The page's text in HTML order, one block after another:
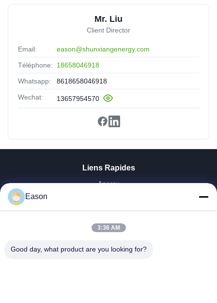
Mr. Liu
Client Director
Email: eason@shunxiangenergy.com
Téléphone: 18658046918
Whatsapp: 8618658046918
Wechat: 13657954570
Liens Rapides
Aperçu
Vidéos
Visite D'usine
Contrôle De La Qualité
Eason
3:36 AM
Good day, what product are you looking for?